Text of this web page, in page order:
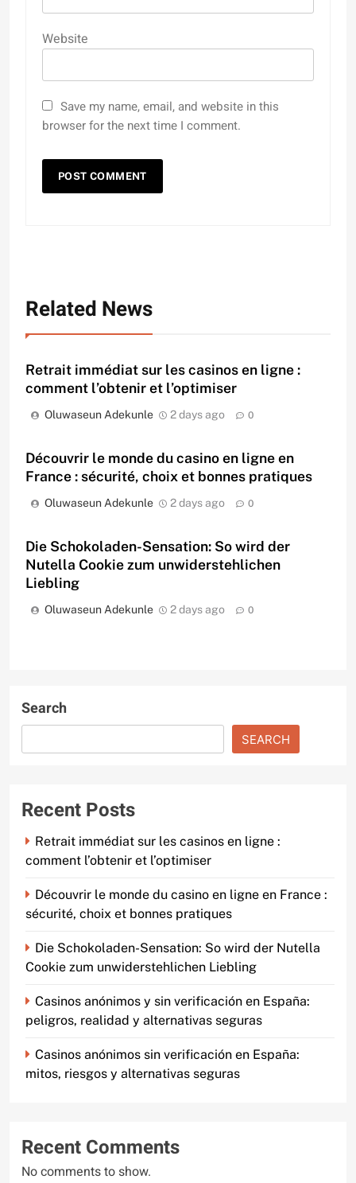
Website
Save my name, email, and website in this
browser for the next time I comment.
Related News
Retrait immédiat sur les casinos en ligne :
comment l’obtenir et l’optimiser
Oluwaseun Adekunle 2 days ago 0
Découvrir le monde du casino en ligne en
France : sécurité, choix et bonnes pratiques
Oluwaseun Adekunle 2 days ago 0
Die Schokoladen-Sensation: So wird der
Nutella Cookie zum unwiderstehlichen
Liebling
Oluwaseun Adekunle 2 days ago 0
Search
SEARCH
Recent Posts
Retrait immédiat sur les casinos en ligne :
comment l’obtenir et l’optimiser
Découvrir le monde du casino en ligne en France :
sécurité, choix et bonnes pratiques
Die Schokoladen-Sensation: So wird der Nutella
Cookie zum unwiderstehlichen Liebling
Casinos anónimos y sin verificación en España:
peligros, realidad y alternativas seguras
Casinos anónimos sin verificación en España:
mitos, riesgos y alternativas seguras
Recent Comments
No comments to show.